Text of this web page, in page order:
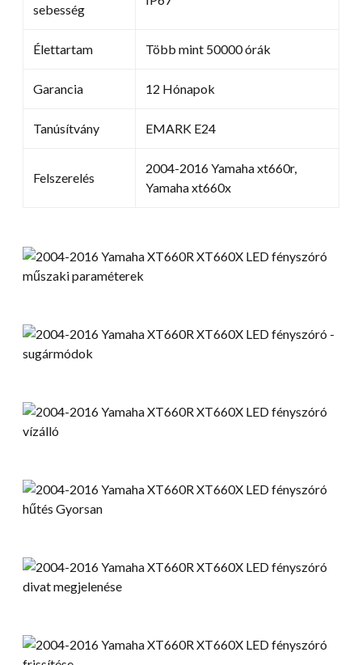
sebesség
Élettartam Több mint 50000 órák
Garancia 12 Hónapok
Tanúsítvány EMARK E24
Felszerelés
2004-2016 Yamaha xt660r,
Yamaha xt660x